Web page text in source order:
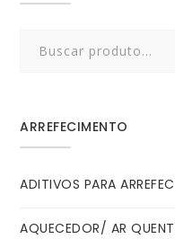
ARREFECIMENTO
ADITIVOS PARA
AQUECEDOR/ AR